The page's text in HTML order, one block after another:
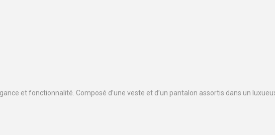
et fonctionnalité. Composé d’une veste et d’un pantalon assortis dans un